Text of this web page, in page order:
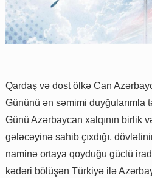
Qardaş və dost ölkə Can
Gününü ən səmimi duyğularımla
Günü Azərbaycan xalqının birlik
gələcəyinə sahib çıxdığı,
naminə ortaya qoyduğu güclü
kədəri bölüşən Türkiyə ilə